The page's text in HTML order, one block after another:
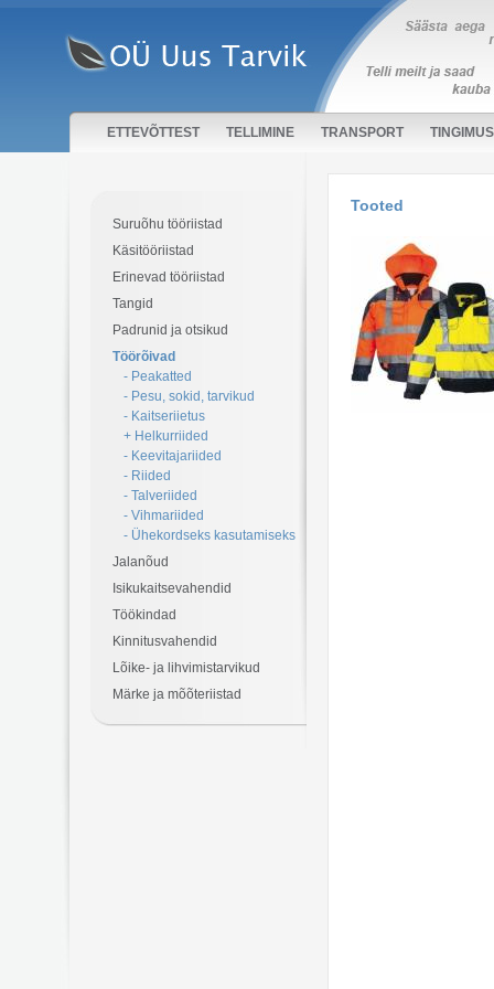
ETTEVÕTTEST TELLIMINE TRANSPORT
Suruõhu tööriistad
Käsitööriistad
Erinevad tööriistad
Tangid
Padrunid ja otsikud
Töörõivad
- Peakatted
- Pesu, sokid, tarvikud
- Kaitseriietus
+ Helkurriided
- Keevitajariided
- Riided
- Talveriided
- Vihmariided
- Ühekordseks kasutamiseks
Jalanõud
Isikukaitsevahendid
Töökindad
Kinnitusvahendid
Lõike- ja lihvimistarvikud
Märke ja mõõteriistad
Tooted